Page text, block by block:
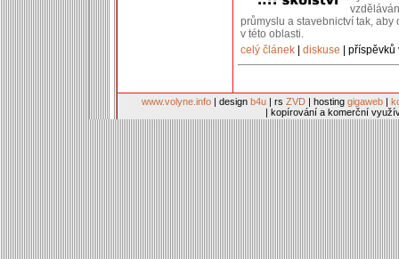
průmyslu a stavebnictví tak,
v této oblasti.
celý článek
diskuse |
www.volyne.info | design b4u | rs ZVD | hosting gigaweb |
| kopírování a komerční